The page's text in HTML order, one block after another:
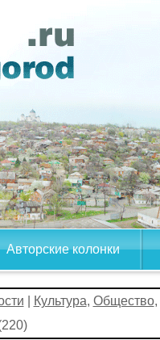
Авторские колонки
Культура, Общество,